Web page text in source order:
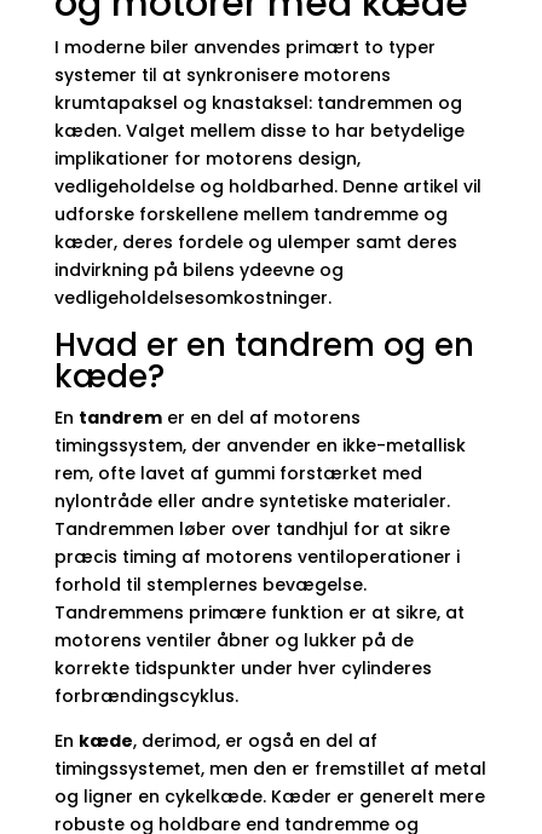
I moderne biler anvendes primært to typer
systemer til at synkronisere motorens
krumtapaksel og knastaksel: tandremmen og
kæden. Valget mellem disse to har betydelige
implikationer for motorens design,
vedligeholdelse og holdbarhed. Denne artikel vil
udforske forskellene mellem tandremme og
kæder, deres fordele og ulemper samt deres
indvirkning på bilens ydeevne og
vedligeholdelsesomkostninger.
Hvad er en tandrem og en
kæde?
En tandremer en del af motorens
timingssystem, der anvender en ikke-metallisk
rem, ofte lavet af gummi forstærket med
nylontråde eller andre syntetiske materialer.
Tandremmen løber over tandhjul for at sikre
præcis timing af motorens ventiloperationer i
forhold til stemplernes bevægelse.
Tandremmens primære funktion er at sikre, at
motorens ventiler åbner og lukker på de
korrekte tidspunkter under hver cylinderes
forbrændingscyklus.
En kæde, derimod, er også en del af
timingssystemet, men den er fremstillet af metal
og ligner en cykelkæde. Kæder er generelt mere
robuste og holdbare end tandremme og